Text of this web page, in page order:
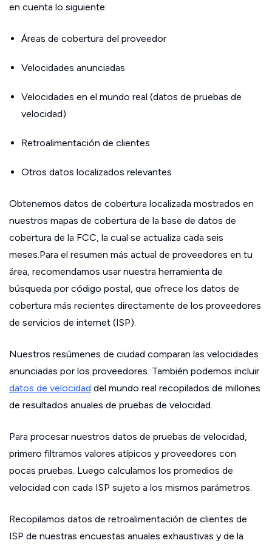
en cuenta lo siguiente:
Áreas de cobertura del proveedor
Velocidades anunciadas
Velocidades en el mundo real (datos de pruebas de
velocidad)
Retroalimentación de clientes
Otros datos localizados relevantes
Obtenemos datos de cobertura localizada mostrados en
nuestros mapas de cobertura de la base de datos de
cobertura de la FCC, la cual se actualiza cada seis
meses.Para el resumen más actual de proveedores en tu
área, recomendamos usar nuestra herramienta de
búsqueda por código postal, que ofrece los datos de
cobertura más recientes directamente de los proveedores
de servicios de internet (ISP).
Nuestros resúmenes de ciudad comparan las velocidades
anunciadas por los proveedores. También podemos incluir
datos de velocidad del mundo real recopilados de millones
de resultados anuales de pruebas de velocidad.
Para procesar nuestros datos de pruebas de velocidad,
primero filtramos valores atípicos y proveedores con
pocas pruebas. Luego calculamos los promedios de
velocidad con cada ISP sujeto a los mismos parámetros.
Recopilamos datos de retroalimentación de clientes de
ISP de nuestras encuestas anuales exhaustivas y de la